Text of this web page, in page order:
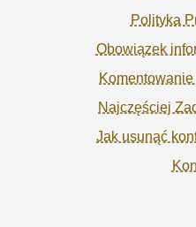
Polityka
Obowiązek
Najczęściej
Jak usunąć